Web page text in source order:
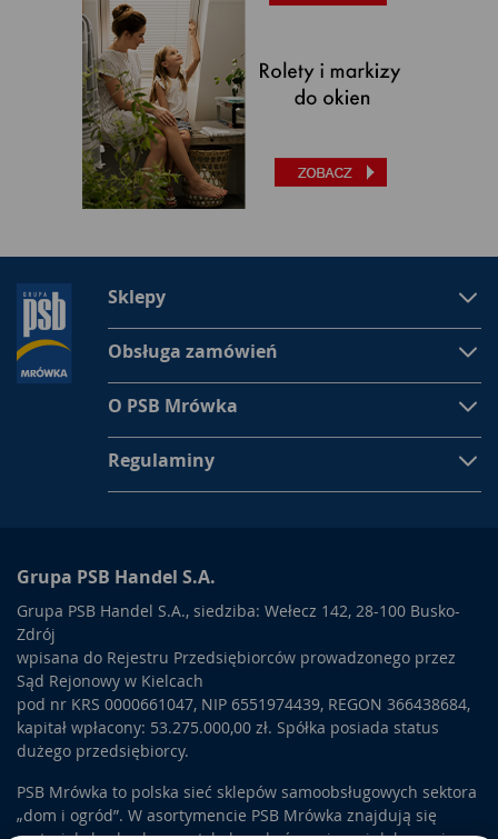
Sklepy
Obsługa zamówień
O PSB Mrówka
Regulaminy
Grupa PSB Handel S.A.
Grupa PSB Handel S.A., siedziba: Wełecz 142, 28-100 Busko-
Zdrój
wpisana do Rejestru Przedsiębiorców prowadzonego przez
Sąd Rejonowy w Kielcach
pod nr KRS 0000661047, NIP 6551974439, REGON 366438684,
kapitał wpłacony: 53.275.000,00 zł. Spółka posiada status
dużego przedsiębiorcy.
PSB Mrówka to polska sieć sklepów samoobsługowych sektora
„dom i ogród”. W asortymencie PSB Mrówka znajdują się